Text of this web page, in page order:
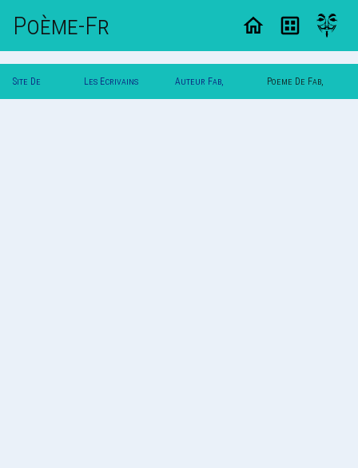
Poème-Fr
Site De Les Ecrivains Auteur Fab, Poeme De Fab,